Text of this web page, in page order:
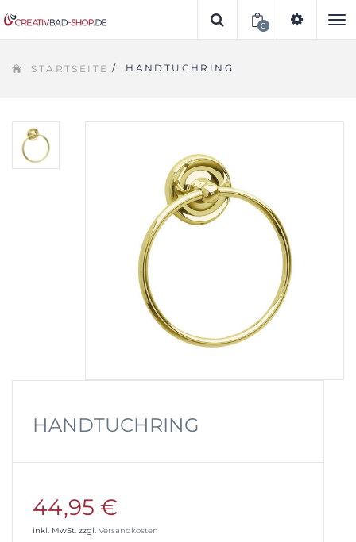
0
STARTSEITE / HANDTUCHRING
HANDTUCHRING
44,95 €
inkl. MwSt. zzgl. Versandkosten